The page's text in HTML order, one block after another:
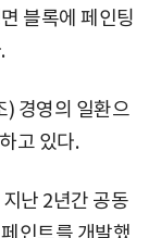
블록에 페인팅
) 경영의 일환으
고 있다.
난 2년간 공동
인트를 개발했